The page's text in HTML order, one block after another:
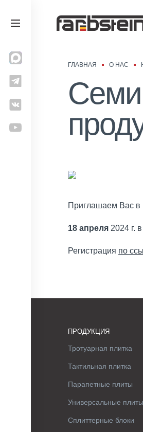
ГЛАВНАЯ О НАС
Приглашаем Вас в
18 апреля 2024 г. в
Регистрация по
ПРОДУКЦИЯ
Тротуарная плитка
Тактильная плитка
Парапетные плиты
Универсальные плиты
Сплиттерные блоки